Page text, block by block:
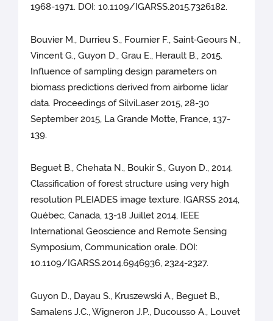
1968-1971. DOI: 10.1109/IGARSS.2015.7326182.
Bouvier M., Durrieu S., Fournier F., Saint‐Geours N.,
Vincent G., Guyon D., Grau E., Herault B., 2015.
Influence of sampling design parameters on
biomass predictions derived from airborne lidar
data. Proceedings of SilviLaser 2015, 28-30
September 2015, La Grande Motte, France, 137-
139.
Beguet B., Chehata N., Boukir S., Guyon D., 2014.
Classification of forest structure using very high
resolution PLEIADES image texture. IGARSS 2014,
Québec, Canada, 13-18 Juillet 2014, IEEE
International Geoscience and Remote Sensing
Symposium, Communication orale. DOI:
10.1109/IGARSS.2014.6946936, 2324-2327.
Guyon D., Dayau S., Kruszewski A., Beguet B.,
Samalens J.C., Wigneron J.P., Ducousso A., Louvet